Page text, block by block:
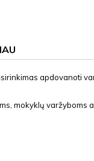
apdovanoti
mokyklų varžyboms